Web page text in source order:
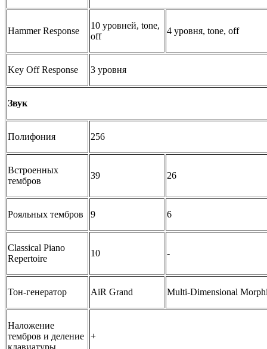
Hammer Response
10 уровней, tone,
off
4 уровня, tone, off
Key Off Response 3 уровня
Звук
Полифония 256
Встроенных
тембров
39 26
Рояльных тембров 9 6
Classical Piano
Repertoire
10 -
Тон-генератор AiR Grand Multi-Dimensional
Наложение
тембров и деление
клавиатуры
+